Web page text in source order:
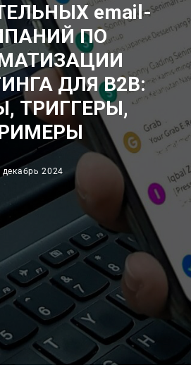
email-
ПО
ДЛЯ B2B:
ТРИГГЕРЫ,
декабрь 2024